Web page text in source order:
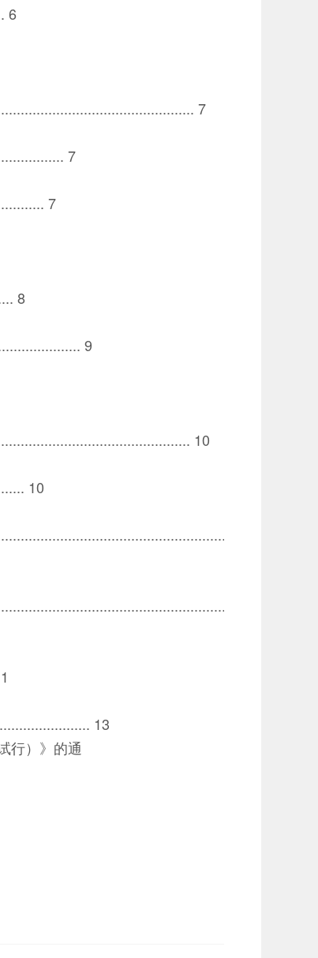
6
7
7
7
8
9
10
10
13
行）》的通